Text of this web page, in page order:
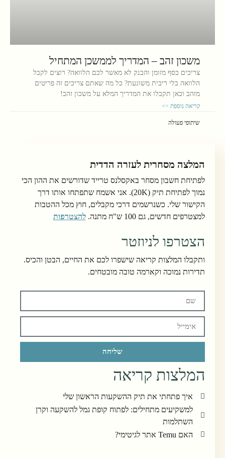
משכון זהב – המדריך לממשכן המתחיל
צריכים כסף מזומן והבנק לא מאשר לכם הלוואה? רוצים לקבל
הלוואה בלי ריבית משוגעת? כל מה שאתם צריכים זה פריטים
מזהב וכאן תקבלו את המדריך המלא על משכון זהב!
קריאה נוספת >>
שיתופי פעולה
המלצה מסחרית לעזרה הדדית
לפתיחת חשבון מסחר באקסלנס טרייד שדורשים את ההון הכי
נמוך לפתיחת תיק (20K). אני אשמח שתפתחו אותו דרך
הקישור שלי. כשנרשמים דרכי מקבלים, חוץ מכל ההטבות
למצטרפים חדשים, גם 100 ש"ח מתנה.
להצטרפות
הצטרפו לניוזטר
ותקבלו המלצות קריאה שישפרו לכם את החיים, הבטן והכיס.
תדירות נמוכה וקארמה טובה מובטחים.
שליחה
המלצות קריאה
איך פתחתי את תיק ההשקעות הראשון שלי
למשקיעים מתחילים: לפתוח קופת גמל להשקעה וקרן
השתלמות
האם Temu אתר לגיטימי?